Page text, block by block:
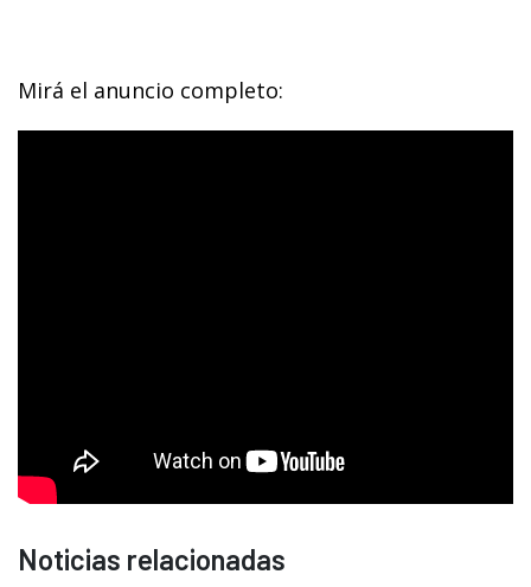
Mirá el anuncio completo:
Noticias relacionadas